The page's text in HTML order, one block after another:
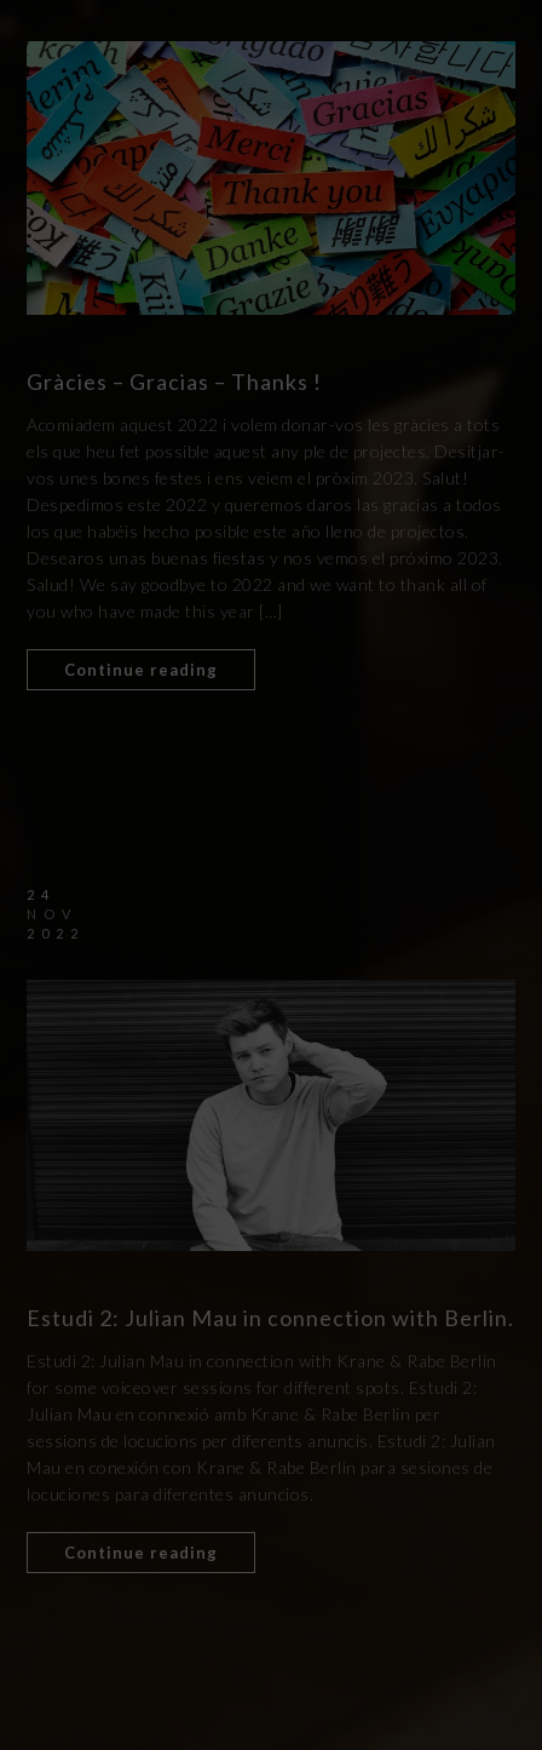
Gràcies – Gracias – Thanks !
Acomiadem aquest 2022 i volem donar-vos les gràcies a tots
els que heu fet possible aquest any ple de projectes. Desitjar-
vos unes bones festes i ens veiem el pròxim 2023. Salut!
Despedimos este 2022 y queremos daros las gracias a todos
los que habéis hecho posible este año lleno de projectos.
Desearos unas buenas fiestas y nos vemos el próximo 2023.
Salud! We say goodbye to 2022 and we want to thank all of
you who have made this year […]
Continue reading
24
NOV
2022
Estudi 2: Julian Mau in connection with Berlin.
Estudi 2: Julian Mau in connection with Krane & Rabe Berlin
for some voiceover sessions for different spots. Estudi 2:
Julian Mau en connexió amb Krane & Rabe Berlin per
sessions de locucions per diferents anuncis. Estudi 2: Julian
Mau en conexión con Krane & Rabe Berlin para sesiones de
locuciones para diferentes anuncios.
Continue reading